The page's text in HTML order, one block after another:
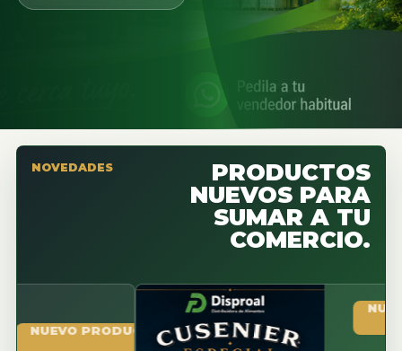
NOVEDADES
PRODUCTOS
NUEVOS PARA
SUMAR A TU
COMERCIO.
PRODUCTO
NUEVO